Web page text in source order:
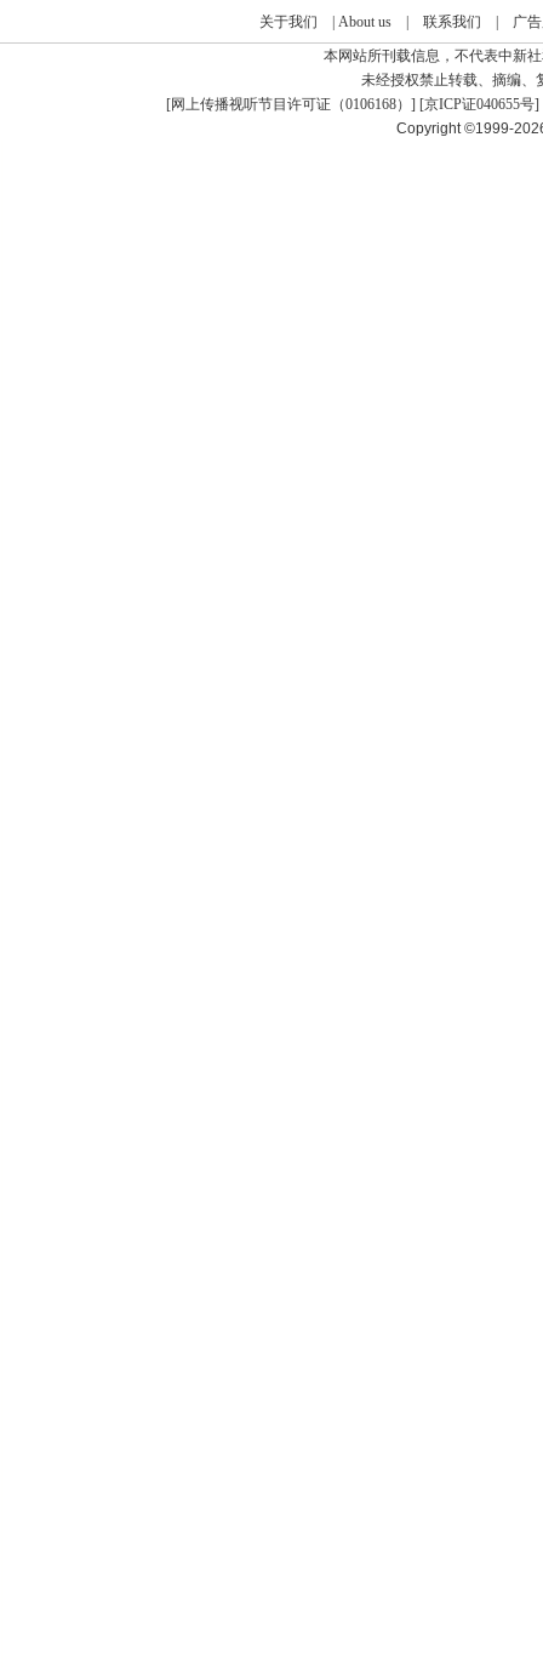
关于我们 About us| 联系我们
广
本网站所刊载信息，不代表中新
未经授权禁止转载、摘编、
[网上传播视听节目许可证（0106168） ] [京ICP证040655号]
Copyright ©1999-